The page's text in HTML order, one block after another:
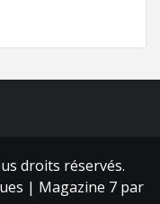
droits réservés.
| Magazine 7 par